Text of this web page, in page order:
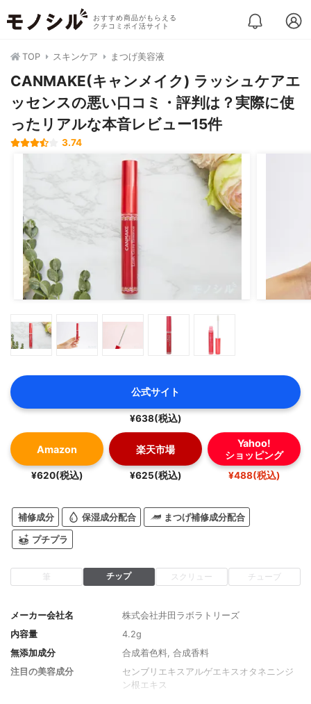
おすすめ商品がもらえる
クチコミポイ活サイト
TOP スキンケア まつげ美容液
CANMAKE(キャンメイク) ラッシュケアエ
ッセンスの悪い口コミ・評判は？実際に使
ったリアルな本音レビュー15件
3.74
公式サイト
¥638(税込)
Amazon
¥620(税込)
楽天市場
¥625(税込)
Yahoo!
ショッピング
¥488(税込)
補修成分 保湿成分配合 まつげ補修成分配合
プチプラ
筆 チップ スクリュー チューブ
メーカー会社名
株式会社井田ラボラトリーズ
内容量
4.2g
無添加成分
合成着色料, 合成香料
注目の美容成分
センブリエキスアルゲエキスオタネニンジ
ン根エキス